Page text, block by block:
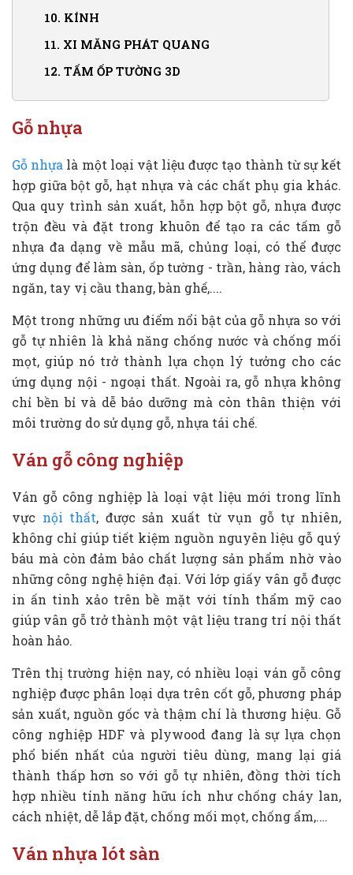
10. KÍNH
11. XI MĂNG PHÁT QUANG
12. TẤM ỐP TƯỜNG 3D
Gỗ nhựa
Gỗ nhựa là một loại vật liệu được tạo thành từ sự kết
hợp giữa bột gỗ, hạt nhựa và các chất phụ gia khác.
Qua quy trình sản xuất, hỗn hợp bột gỗ, nhựa được
trộn đều và đặt trong khuôn để tạo ra các tấm gỗ
nhựa đa dạng về mẫu mã, chủng loại, có thể được
ứng dụng để làm sàn, ốp tường - trần, hàng rào, vách
ngăn, tay vị cầu thang, bàn ghế,....
Một trong những ưu điểm nổi bật của gỗ nhựa so với
gỗ tự nhiên là khả năng chống nước và chống mối
mọt, giúp nó trở thành lựa chọn lý tưởng cho các
ứng dụng nội - ngoại thất. Ngoài ra, gỗ nhựa không
chỉ bền bỉ và dễ bảo dưỡng mà còn thân thiện với
môi trường do sử dụng gỗ, nhựa tái chế.
Ván gỗ công nghiệp
Ván gỗ công nghiệp là loại vật liệu mới trong lĩnh
vực nội thất, được sản xuất từ vụn gỗ tự nhiên,
không chỉ giúp tiết kiệm nguồn nguyên liệu gỗ quý
báu mà còn đảm bảo chất lượng sản phẩm nhờ vào
những công nghệ hiện đại. Với lớp giấy vân gỗ được
in ấn tinh xảo trên bề mặt với tính thẩm mỹ cao
giúp vân gỗ trở thành một vật liệu trang trí nội thất
hoàn hảo.
Trên thị trường hiện nay, có nhiều loại ván gỗ công
nghiệp được phân loại dựa trên cốt gỗ, phương pháp
sản xuất, nguồn gốc và thậm chí là thương hiệu. Gỗ
công nghiệp HDF và plywood đang là sự lựa chọn
phổ biến nhất của người tiêu dùng, mang lại giá
thành thấp hơn so với gỗ tự nhiên, đồng thời tích
hợp nhiều tính năng hữu ích như chống cháy lan,
cách nhiệt, dễ lắp đặt, chống mối mọt, chống ẩm,.…
Ván nhựa lót sàn